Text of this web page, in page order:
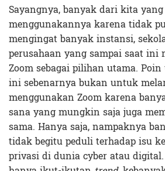
Sayangnya, banyak dari kita
menggunakannya karena tidak
mengingat banyak instansi,
perusahaan yang sampai saat ini
Zoom sebagai pilihan utama.
ini sebenarnya bukan untuk
menggunakan Zoom karena
sana yang mungkin saja juga
sama. Hanya saja, nampaknya
tidak begitu peduli terhadap isu
privasi di dunia cyber atau